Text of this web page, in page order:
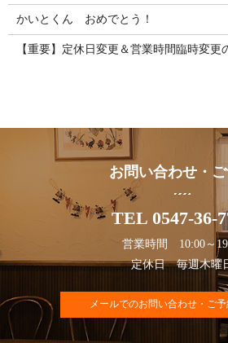
かいとくん おめでとう！
【重要】定休日変更＆営業時間臨時変更
お問い合わせ・
TEL 0547-36-
営業時間 10:00～
定休日 毎週木曜
メールでのお問い合わせ・ご